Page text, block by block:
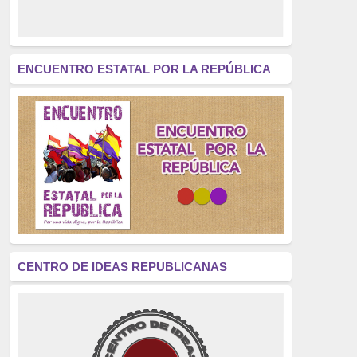
América Latina
(305)
Exhumación
(304)
Golpe de Estado
(304)
Brigadas Internacionales
(303)
pensamiento
(294)
Revisionismo
(289)
La Transición
(275)
educación pública
(270)
ENCUENTRO ESTATAL POR LA REPÚBLICA
CENTRO DE IDEAS REPUBLICANAS